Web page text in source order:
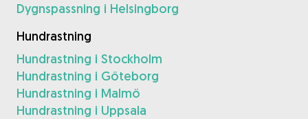
Dygnspassning i Helsingborg
Hundrastning
Hundrastning i Stockholm
Hundrastning i Göteborg
Hundrastning i Malmö
Hundrastning i Uppsala